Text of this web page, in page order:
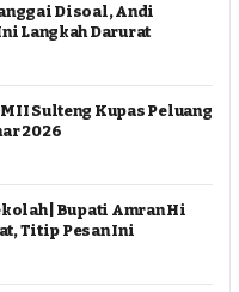
Disoal, Andi
Langkah Darurat
Sulteng Kupas Peluang
2026
| Bupati Amran Hi
Titip Pesan Ini